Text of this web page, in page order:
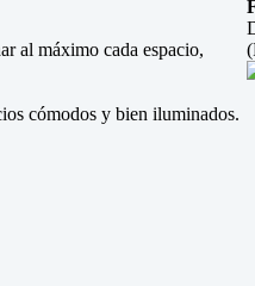
al máximo cada espacio,
cómodos y bien iluminados.